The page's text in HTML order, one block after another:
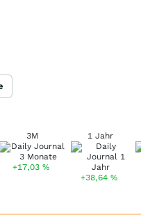
3M
+17,03%
1 Jahr
+38,64%